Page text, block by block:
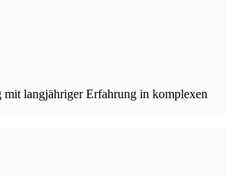
mit langjähriger Erfahrung in komplexen